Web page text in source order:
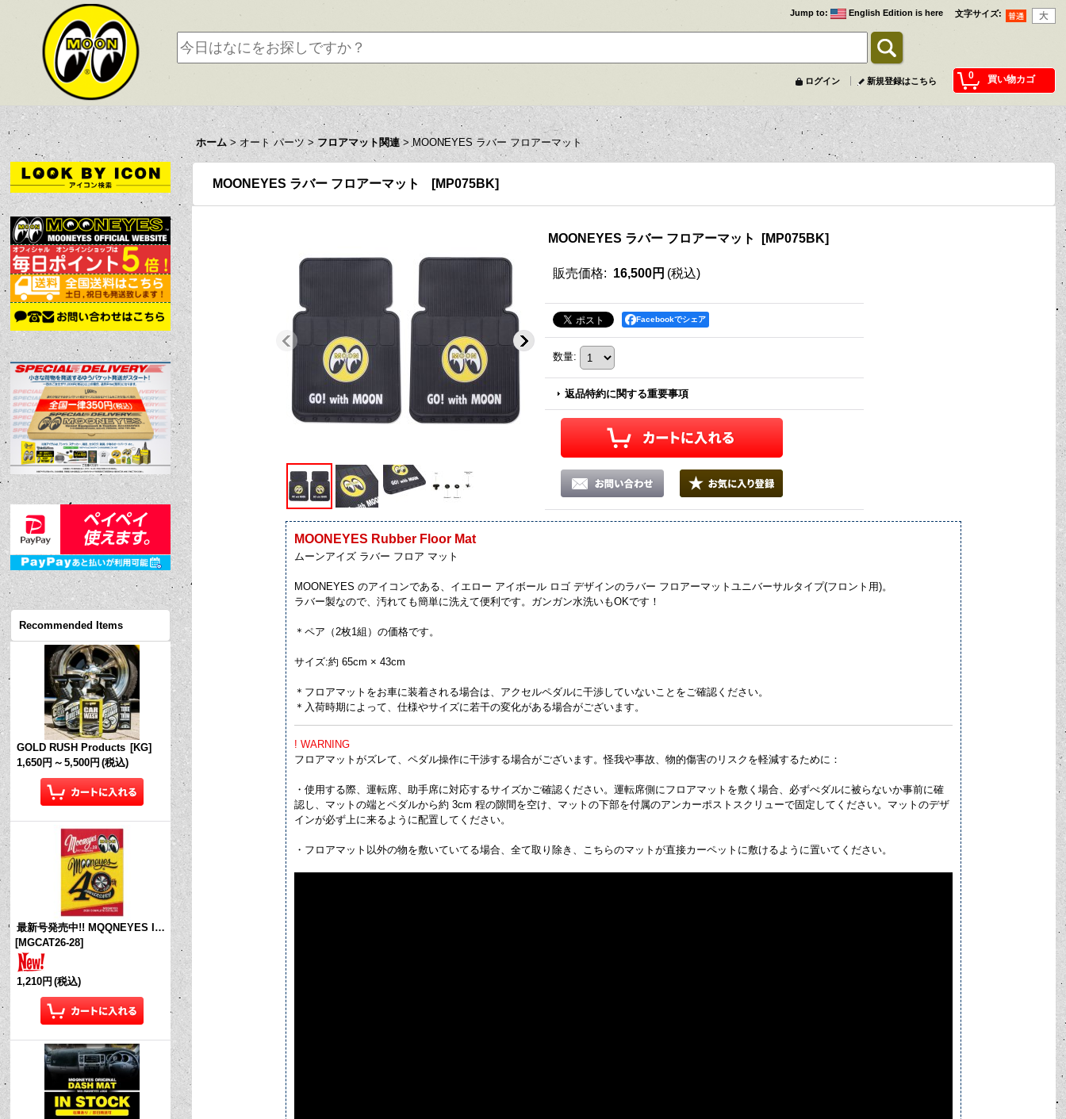
文字サイズ:
Jump to: English Edition is here
0 買い物カゴ
ログイン 新規登録はこちら
ホーム > オート パーツ > フロアマット関連 > MOONEYES ラバー フロアーマット
Recommended Items
GOLD RUSH Products [KG]
1,650円 ～ 5,500円 (税込)
最新号発売中!! MQQNEYES International Magazine No.28 2026
[MGCAT26-28]
1,210円 (税込)
MOONEYES ラバー フロアーマット [MP075BK]
MOONEYES ラバー フロアーマット [MP075BK]
販売価格: 16,500円 (税込)
Facebookでシェア
数量:
返品特約に関する重要事項
MOONEYES Rubber Floor Mat
ムーンアイズ ラバー フロア マット
MOONEYES のアイコンである、イエロー アイボール ロゴ デザインのラバー フロアーマットユニバーサルタイプ(フロント用)。
ラバー製なので、汚れても簡単に洗えて便利です。ガンガン水洗いもOKです！
＊ペア（2枚1組）の価格です。
サイズ:約 65cm × 43cm
＊フロアマットをお車に装着される場合は、アクセルペダルに干渉していないことをご確認ください。
＊入荷時期によって、仕様やサイズに若干の変化がある場合がございます。
! WARNING
フロアマットがズレて、ペダル操作に干渉する場合がございます。怪我や事故、物的傷害のリスクを軽減するために：
・使用する際、運転席、助手席に対応するサイズかご確認ください。運転席側にフロアマットを敷く場合、必ずぺダルに被らないか事前に確
認し、マットの端とペダルから約 3cm 程の隙間を空け、マットの下部を付属のアンカーポストスクリューで固定してください。マットのデザ
インが必ず上に来るように配置してください。
・フロアマット以外の物を敷いていてる場合、全て取り除き、こちらのマットが直接カーペットに敷けるように置いてください。